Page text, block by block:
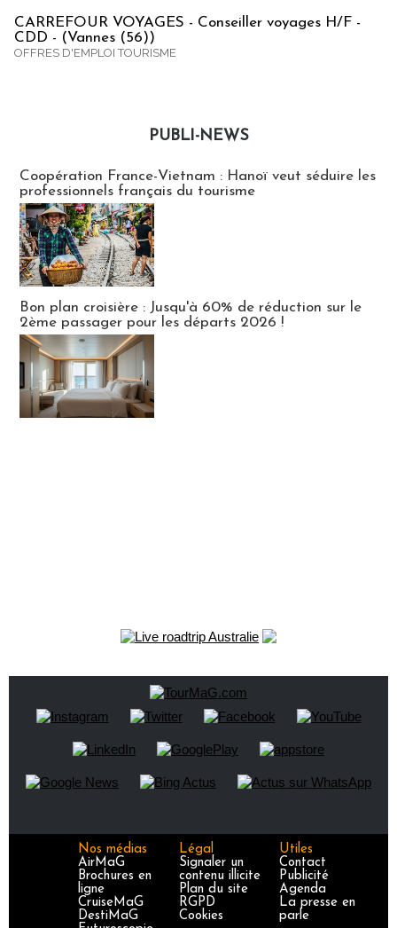
CARREFOUR VOYAGES - Conseiller voyages H/F -
CDD - (Vannes (56))
OFFRES D'EMPLOI TOURISME
PUBLI-NEWS
Coopération France-Vietnam : Hanoï veut séduire les
professionnels français du tourisme
Bon plan croisière : Jusqu'à 60% de réduction sur le
2ème passager pour les départs 2026 !
Nos médias
AirMaG
Brochures en
ligne
CruiseMaG
DestiMaG
Légal
Signaler un
contenu illicite
Plan du site
RGPD
Cookies
Utiles
Contact
Publicité
Agenda
La presse en
parle